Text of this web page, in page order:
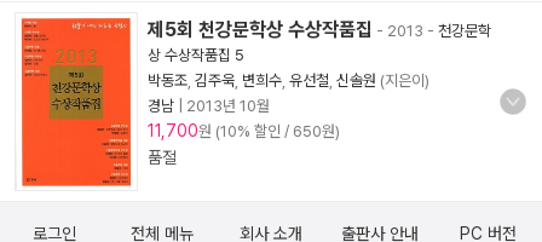
제5회 천강문학상 수상작품집 - 2013 - 천강문학
상 수상작품집 5
박동조 김주욱 변희수 유선철 신솔원 (지은이)
경남
2013년 10월
11,700원 (10% 할인 / 650원)
품절
로그인 전체 메뉴 회사 소개 출판사 안내 PC 버전